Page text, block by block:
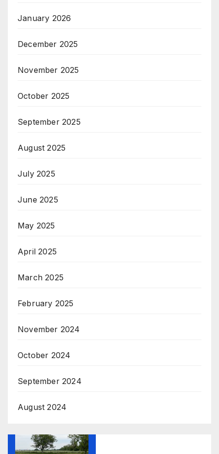
January 2026
December 2025
November 2025
October 2025
September 2025
August 2025
July 2025
June 2025
May 2025
April 2025
March 2025
February 2025
November 2024
October 2024
September 2024
August 2024